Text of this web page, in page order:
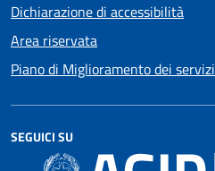
Dichiarazione di accessibilità
Area riservata
Piano di Miglioramento dei servizi
SEGUICI SU